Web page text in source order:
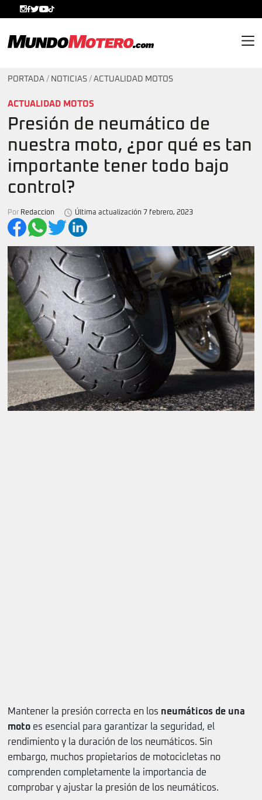
PORTADA / NOTICIAS / ACTUALIDAD MOTOS
ACTUALIDAD MOTOS
Presión de neumático de
nuestra moto, ¿por qué es tan
importante tener todo bajo
control?
Por Redaccion Última actualización 7 febrero, 2023
Mantener la presión correcta en los neumáticos de una
moto es esencial para garantizar la seguridad, el
rendimiento y la duración de los neumáticos. Sin
embargo, muchos propietarios de motocicletas no
comprenden completamente la importancia de
comprobar y ajustar la presión de los neumáticos.